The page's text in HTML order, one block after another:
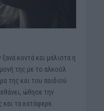
κοντά και μάλιστα η
της με το αλκοόλ
της και του παιδιού
ώθησε την
και τα κατάφερε.